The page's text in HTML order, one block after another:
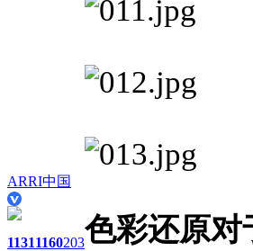
ARRI中国
11311160203色彩还原对